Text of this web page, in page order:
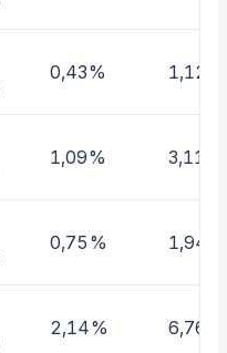
0,43% 1,12%
1,09% 3,11%
0,75% 1,94%
2,14% 6,76%